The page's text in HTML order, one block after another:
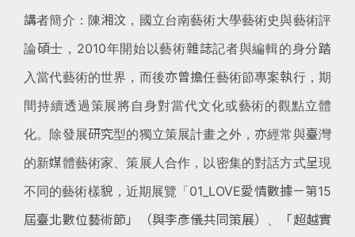
講者簡介：陳湘汶，國立台南藝術大學藝術史與藝術評
論碩士，2010年開始以藝術雜誌記者與編輯的身分踏
入當代藝術的世界，而後亦曾擔任藝術節專案執行，期
間持續透過策展將自身對當代文化或藝術的觀點立體
化。除發展研究型的獨立策展計畫之外，亦經常與臺灣
的新媒體藝術家、策展人合作，以密集的對話方式呈現
不同的藝術樣貌，近期展覽「01_LOVE愛情數據－第15
屆臺北數位藝術節」（與李彥儀共同策展）、「超越實